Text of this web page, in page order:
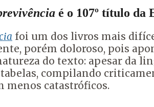
é o 107º título da
foi um dos livros mais
porém doloroso, pois
do texto: apesar da
compilando
menos catastróficos.